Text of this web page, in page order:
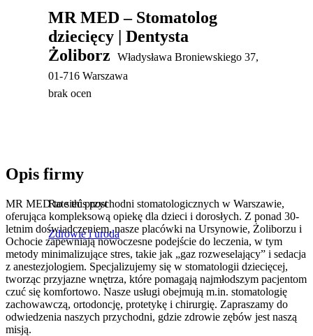
MR MED – Stomatolog
dziecięcy | Dentysta
Żoliborz
Władysława Broniewskiego 37,
01-716 Warszawa
brak ocen
Rate this post
Zdrowie i uroda
Opis firmy
MR MED to sieć przychodni stomatologicznych w Warszawie,
oferująca kompleksową opiekę dla dzieci i dorosłych. Z ponad 30-
letnim doświadczeniem, nasze placówki na Ursynowie, Żoliborzu i
Ochocie zapewniają nowoczesne podejście do leczenia, w tym
metody minimalizujące stres, takie jak „gaz rozweselający” i sedacja
z anestezjologiem. Specjalizujemy się w stomatologii dziecięcej,
tworząc przyjazne wnętrza, które pomagają najmłodszym pacjentom
czuć się komfortowo. Nasze usługi obejmują m.in. stomatologię
zachowawczą, ortodoncję, protetykę i chirurgię. Zapraszamy do
odwiedzenia naszych przychodni, gdzie zdrowie zębów jest naszą
misją.